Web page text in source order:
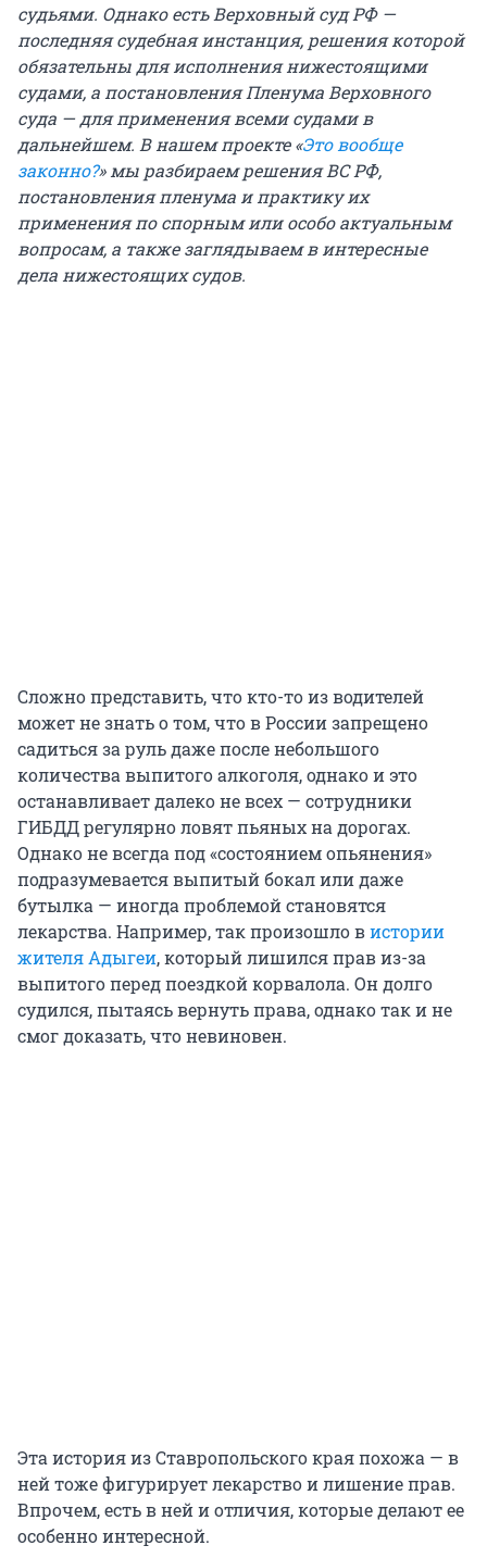
судьями. Однако есть Верховный суд РФ —
последняя судебная инстанция, решения которой
обязательны для исполнения нижестоящими
судами, а постановления Пленума Верховного
суда — для применения всеми судами в
дальнейшем. В нашем проекте «Это вообще
законно?» мы разбираем решения ВС РФ,
постановления пленума и практику их
применения по спорным или особо актуальным
вопросам, а также заглядываем в интересные
дела нижестоящих судов.
Сложно представить, что кто-то из водителей
может не знать о том, что в России запрещено
садиться за руль даже после небольшого
количества выпитого алкоголя, однако и это
останавливает далеко не всех — сотрудники
ГИБДД регулярно ловят пьяных на дорогах.
Однако не всегда под «состоянием опьянения»
подразумевается выпитый бокал или даже
бутылка — иногда проблемой становятся
лекарства. Например, так произошло вистории
жителя Адыгеи, который лишился прав из-за
выпитого перед поездкой корвалола. Он долго
судился, пытаясь вернуть права, однако так и не
смог доказать, что невиновен.
Эта история из Ставропольского края похожа — в
ней тоже фигурирует лекарство и лишение прав.
Впрочем, есть в ней и отличия, которые делают ее
особенно интересной.